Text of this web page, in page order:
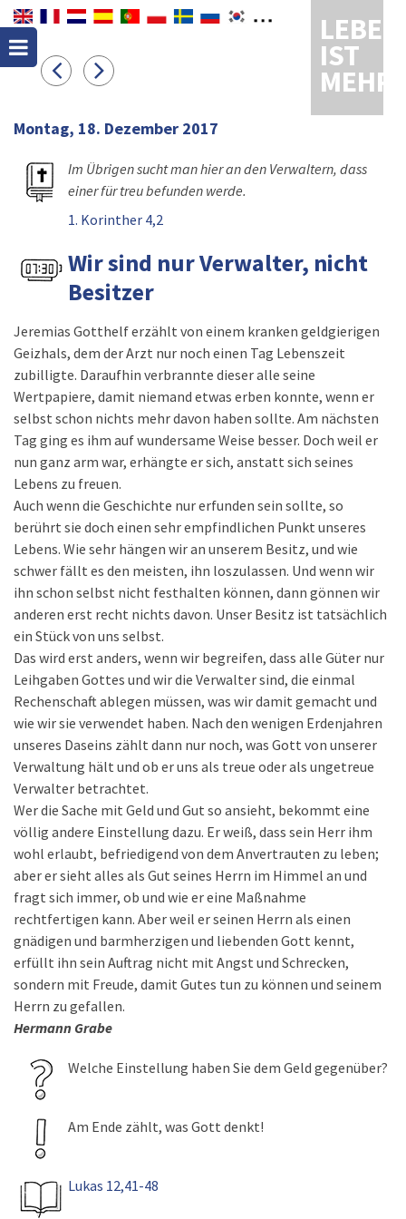
LEBEN
IST
MEHR
Montag, 18. Dezember 2017
Im Übrigen sucht man hier an den Verwaltern, dass
einer für treu befunden werde.
1. Korinther 4,2
Wir sind nur Verwalter, nicht
Besitzer
Jeremias Gotthelf erzählt von einem kranken geldgierigen
Geizhals, dem der Arzt nur noch einen Tag Lebenszeit
zubilligte. Daraufhin verbrannte dieser alle seine
Wertpapiere, damit niemand etwas erben konnte, wenn er
selbst schon nichts mehr davon haben sollte. Am nächsten
Tag ging es ihm auf wundersame Weise besser. Doch weil er
nun ganz arm war, erhängte er sich, anstatt sich seines
Lebens zu freuen.
Auch wenn die Geschichte nur erfunden sein sollte, so
berührt sie doch einen sehr empfindlichen Punkt unseres
Lebens. Wie sehr hängen wir an unserem Besitz, und wie
schwer fällt es den meisten, ihn loszulassen. Und wenn wir
ihn schon selbst nicht festhalten können, dann gönnen wir
anderen erst recht nichts davon. Unser Besitz ist tatsächlich
ein Stück von uns selbst.
Das wird erst anders, wenn wir begreifen, dass alle Güter nur
Leihgaben Gottes und wir die Verwalter sind, die einmal
Rechenschaft ablegen müssen, was wir damit gemacht und
wie wir sie verwendet haben. Nach den wenigen Erdenjahren
unseres Daseins zählt dann nur noch, was Gott von unserer
Verwaltung hält und ob er uns als treue oder als ungetreue
Verwalter betrachtet.
Wer die Sache mit Geld und Gut so ansieht, bekommt eine
völlig andere Einstellung dazu. Er weiß, dass sein Herr ihm
wohl erlaubt, befriedigend von dem Anvertrauten zu leben;
aber er sieht alles als Gut seines Herrn im Himmel an und
fragt sich immer, ob und wie er eine Maßnahme
rechtfertigen kann. Aber weil er seinen Herrn als einen
gnädigen und barmherzigen und liebenden Gott kennt,
erfüllt ihn sein Auftrag nicht mit Angst und Schrecken,
sondern mit Freude, damit Gutes tun zu können und seinem
Herrn zu gefallen.
Hermann Grabe
Welche Einstellung haben Sie dem Geld gegenüber?
Am Ende zählt, was Gott denkt!
Lukas 12,41-48